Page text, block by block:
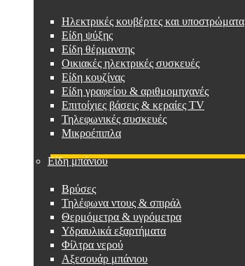
Ηλεκτρικές κουβέρτες και υποστρώματα
Είδη ψύξης
Είδη θέρμανσης
Οικιακές ηλεκτρικές συσκευές
Είδη κουζίνας
Είδη γραφείου & αριθμομηχανές
Επιτοίχιες βάσεις & κεραίες TV
Τηλεφωνικές συσκευές
Μικροέπιπλα
Είδη μπάνιου
Βρύσες
Τηλέφωνα ντους & σπιράλ
Θερμόμετρα & υγρόμετρα
Υδραυλικά εξαρτήματα
Φίλτρα νερού
Αξεσουάρ μπάνιου